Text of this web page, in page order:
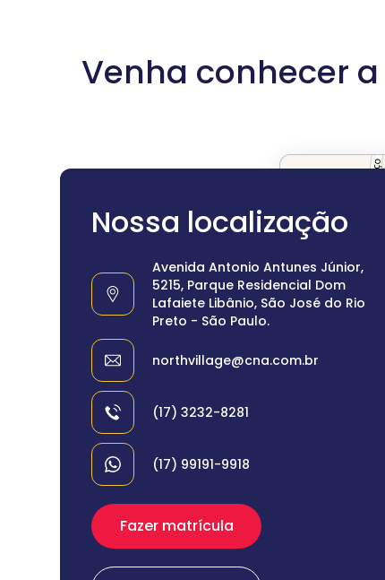
Venha conhecer
Nossa localização
Avenida Antonio Antunes Júnior,
5215, Parque Residencial Dom
Lafaiete Libânio, São José do Rio
Preto - São Paulo.
northvillage@cna.com.br
(17) 3232-8281
(17) 99191-9918
Fazer matrícula